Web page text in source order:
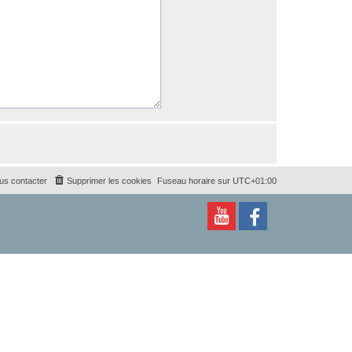
Fuseau horaire sur UTC+01:00
Supprimer les cookies
contacter